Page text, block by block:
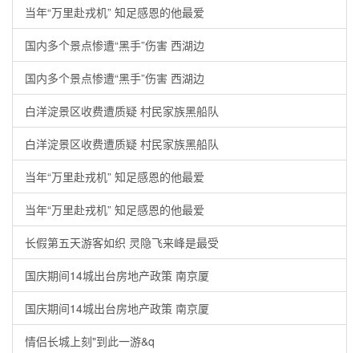
当年“万里赴戎机” 知足感恩的他最爱
国内多个景点惨遭“黑手”伤害 西湖边
国内多个景点惨遭“黑手”伤害 西湖边
白洋淀景区收费遭质疑 村民家族黑船队
白洋淀景区收费遭质疑 村民家族黑船队
当年“万里赴戎机” 知足感恩的他最爱
当年“万里赴戎机” 知足感恩的他最爱
长假第五天游客如织 灵隐飞来峰是最受
国庆期间14城出台房地产政策 南京厦
国庆期间14城出台房地产政策 南京厦
情侣长城上刻"到此一游&q